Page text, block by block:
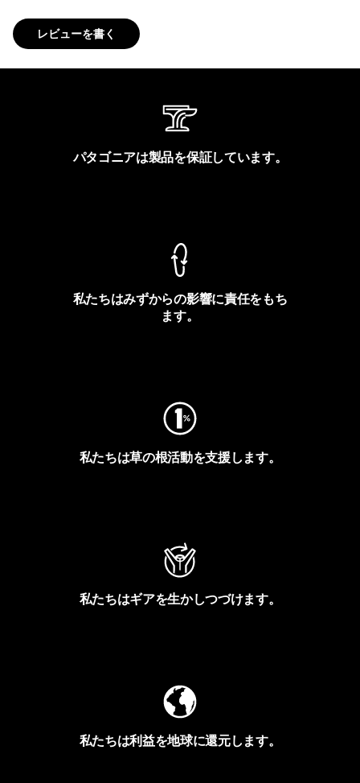
レビューを書く
パタゴニアは製品を保証しています。
私たちはみずからの影響に責任をもち
ます。
私たちは草の根活動を支援します。
私たちはギアを生かしつづけます。
私たちは利益を地球に還元します。